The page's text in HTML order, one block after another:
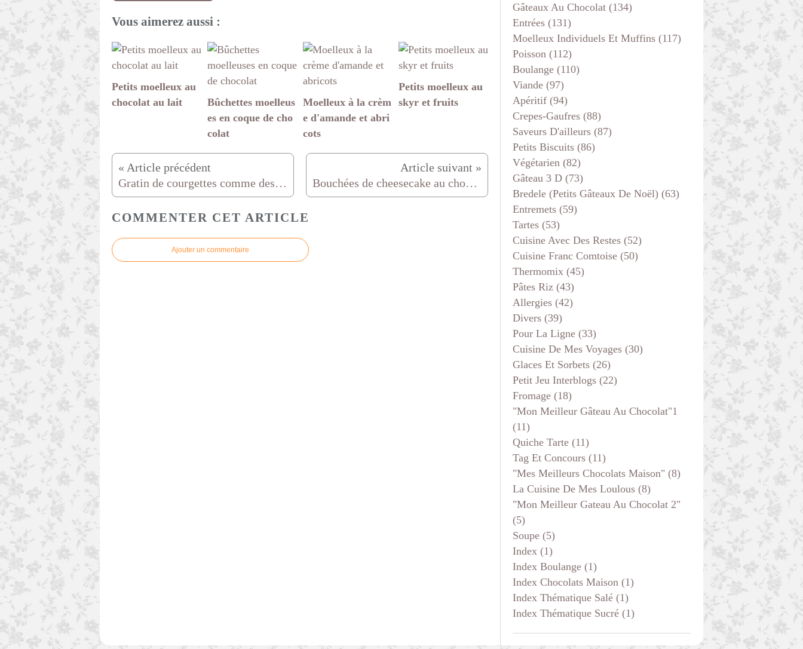
Vous aimerez aussi :
Petits moelleux au
chocolat au lait
Bûchettes moelleus
es en coque de cho
colat
Moelleux à la crèm
e d'amande et abri
cots
Petits moelleux au
skyr et fruits
Gratin de courgettes comme des lasagnes Bouchées de cheesecake au chocolat, caramel beurre salé
COMMENTER CET ARTICLE
Ajouter un commentaire
Gâteaux Au Chocolat (134)
Entrées (131)
Moelleux Individuels Et Muffins (117)
Poisson (112)
Boulange (110)
Viande (97)
Apéritif (94)
Crepes-Gaufres (88)
Saveurs D'ailleurs (87)
Petits Biscuits (86)
Végétarien (82)
Gâteau 3 D (73)
Bredele (petits Gâteaux De Noël) (63)
Entremets (59)
Tartes (53)
Cuisine Avec Des Restes (52)
Cuisine Franc Comtoise (50)
Thermomix (45)
Pâtes Riz (43)
Allergies (42)
Divers (39)
Pour La Ligne (33)
Cuisine De Mes Voyages (30)
Glaces Et Sorbets (26)
Petit Jeu Interblogs (22)
Fromage (18)
"mon Meilleur Gâteau Au Chocolat"1
(11)
Quiche Tarte (11)
Tag Et Concours (11)
"mes Meilleurs Chocolats Maison" (8)
La Cuisine De Mes Loulous (8)
"mon Meilleur Gateau Au Chocolat 2"
(5)
Soupe (5)
Index (1)
Index Boulange (1)
Index Chocolats Maison (1)
Index Thématique Salé (1)
Index Thématique Sucré (1)